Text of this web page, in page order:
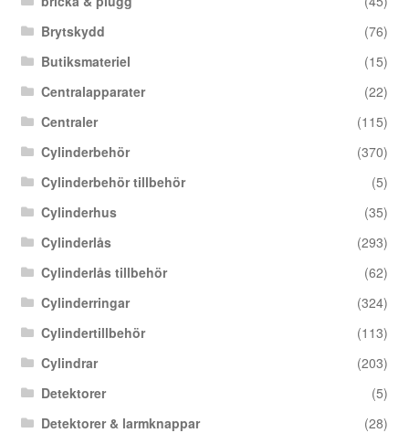
Brytskydd
(76)
Butiksmateriel
(15)
Centralapparater
(22)
Centraler
(115)
Cylinderbehör
(370)
Cylinderbehör tillbehör
(5)
Cylinderhus
(35)
Cylinderlås
(293)
Cylinderlås tillbehör
(62)
Cylinderringar
(324)
Cylindertillbehör
(113)
Cylindrar
(203)
Detektorer
(5)
Detektorer & larmknappar
(28)